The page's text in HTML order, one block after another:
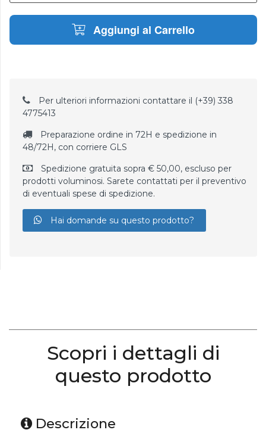
Aggiungi al Carrello
Per ulteriori informazioni contattare il (+39) 338
4775413
Preparazione ordine in 72H e spedizione in
48/72H, con corriere GLS
Spedizione gratuita sopra € 50,00, escluso per
prodotti voluminosi. Sarete contattati per il preventivo
di eventuali spese di spedizione.
Hai domande su questo prodotto?
Scopri i dettagli di
questo prodotto
Descrizione